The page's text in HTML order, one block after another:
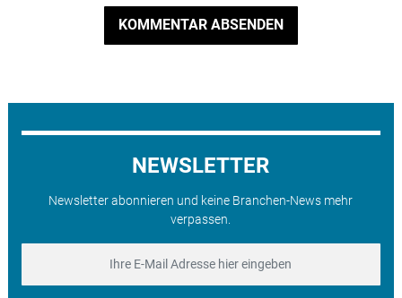
KOMMENTAR ABSENDEN
NEWSLETTER
Newsletter abonnieren und keine Branchen-News mehr
verpassen.